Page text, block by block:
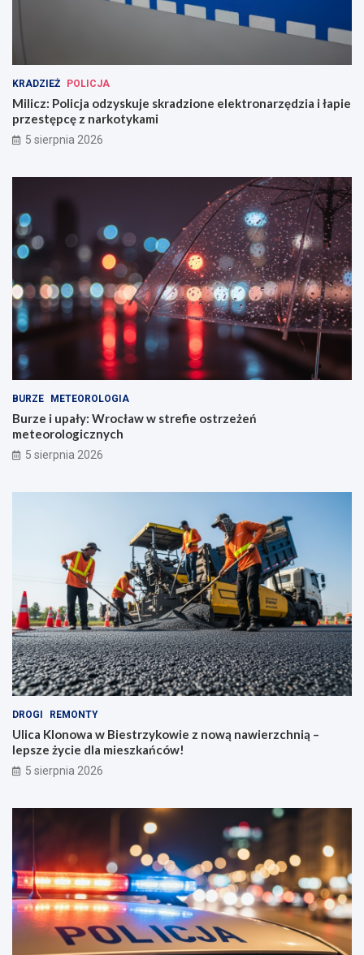
KRADZIEŻ POLICJA
Milicz: Policja odzyskuje skradzione elektronarzędzia i łapie
przestępcę z narkotykami
5 sierpnia 2026
BURZE METEOROLOGIA
Burze i upały: Wrocław w strefie ostrzeżeń
meteorologicznych
5 sierpnia 2026
DROGI REMONTY
Ulica Klonowa w Biestrzykowie z nową nawierzchnią –
lepsze życie dla mieszkańców!
5 sierpnia 2026